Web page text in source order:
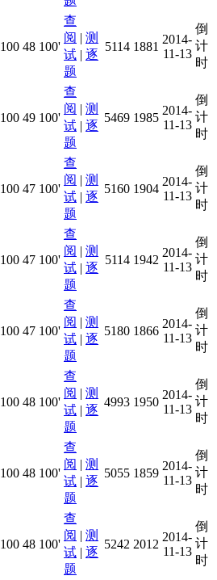
100 48 100'
查
阅 | 测
试 | 逐
题
5114 1881
2014-
11-13
倒
计
时
100 49 100'
查
阅 | 测
试 | 逐
题
5469 1985
2014-
11-13
倒
计
时
100 47 100'
查
阅 | 测
试 | 逐
题
5160 1904
2014-
11-13
倒
计
时
100 47 100'
查
阅 | 测
试 | 逐
题
5114 1942
2014-
11-13
倒
计
时
100 47 100'
查
阅 | 测
试 | 逐
题
5180 1866
2014-
11-13
倒
计
时
100 48 100'
查
阅 | 测
试 | 逐
题
4993 1950
2014-
11-13
倒
计
时
100 48 100'
查
阅 | 测
试 | 逐
题
5055 1859
2014-
11-13
倒
计
时
100 48 100'
查
阅 | 测
试 | 逐
题
5242 2012
2014-
11-13
倒
计
时